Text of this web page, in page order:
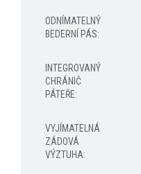
ODNÍMATELNÝ
BEDERNÍ PÁS:
INTEGROVANÝ
CHRÁNIČ
PÁTEŘE:
VYJÍMATELNÁ
ZÁDOVÁ
VÝZTUHA: